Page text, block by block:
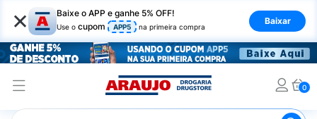
× Baixe o APP e ganhe 5% OFF!
Use o cupom APP5 na primeira compra
Baixar
0